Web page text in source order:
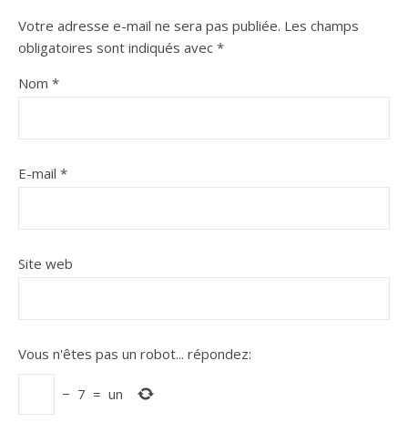
Votre adresse e-mail ne sera pas publiée. Les champs
obligatoires sont indiqués avec *
Nom *
E-mail *
Site web
Vous n'êtes pas un robot... répondez:
− 7 = un